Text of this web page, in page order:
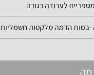
לעבודה בגובה
-במות הרמה מלקטות חשמליות